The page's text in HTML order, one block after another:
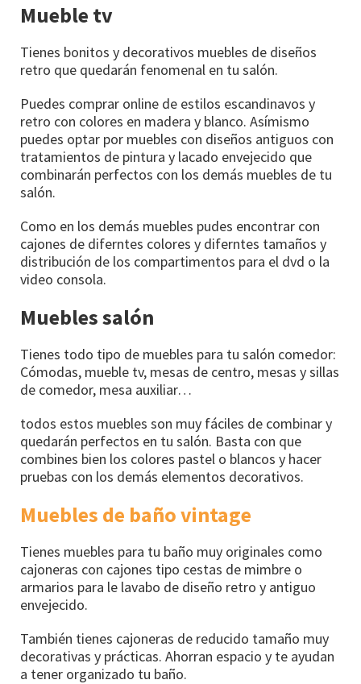
Mueble tv
Tienes bonitos y decorativos muebles de diseños
retro que quedarán fenomenal en tu salón.
Puedes comprar online de estilos escandinavos y
retro con colores en madera y blanco. Asímismo
puedes optar por muebles con diseños antiguos con
tratamientos de pintura y lacado envejecido que
combinarán perfectos con los demás muebles de tu
salón.
Como en los demás muebles pudes encontrar con
cajones de diferntes colores y diferntes tamaños y
distribución de los compartimentos para el dvd o la
video consola.
Muebles salón
Tienes todo tipo de muebles para tu salón comedor:
Cómodas, mueble tv, mesas de centro, mesas y sillas
de comedor, mesa auxiliar…
todos estos muebles son muy fáciles de combinar y
quedarán perfectos en tu salón. Basta con que
combines bien los colores pastel o blancos y hacer
pruebas con los demás elementos decorativos.
Muebles de baño vintage
Tienes muebles para tu baño muy originales como
cajoneras con cajones tipo cestas de mimbre o
armarios para le lavabo de diseño retro y antiguo
envejecido.
También tienes cajoneras de reducido tamaño muy
decorativas y prácticas. Ahorran espacio y te ayudan
a tener organizado tu baño.